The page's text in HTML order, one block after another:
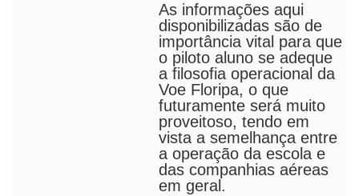
As informações aqui
disponibilizadas são de
importância vital para que
o piloto aluno se adeque
a filosofia operacional da
Voe Floripa, o que
futuramente será muito
proveitoso, tendo em
vista a semelhança entre
a operação da escola e
das companhias aéreas
em geral.